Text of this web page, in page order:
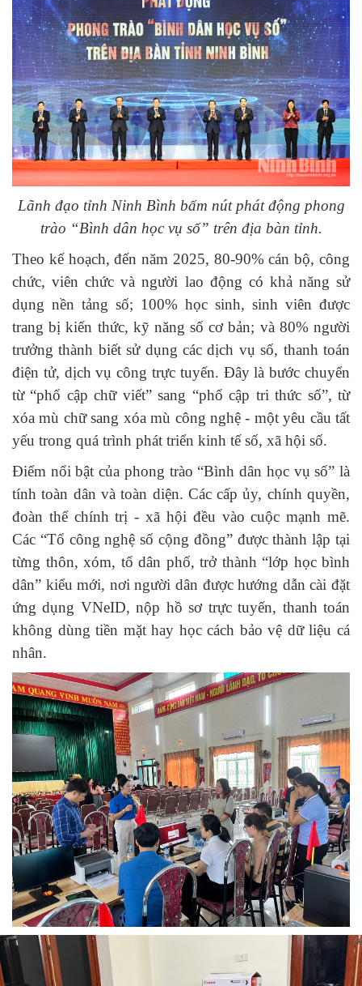
Lãnh đạo tỉnh Ninh Bình bấm nút phát động phong
trào “Bình dân học vụ số” trên địa bàn tỉnh.
Theo kế hoạch, đến năm 2025, 80-90% cán bộ, công
chức, viên chức và người lao động có khả năng sử
dụng nền tảng số; 100% học sinh, sinh viên được
trang bị kiến thức, kỹ năng số cơ bản; và 80% người
trưởng thành biết sử dụng các dịch vụ số, thanh toán
điện tử, dịch vụ công trực tuyến. Đây là bước chuyển
từ “phổ cập chữ viết” sang “phổ cập tri thức số”, từ
xóa mù chữ sang xóa mù công nghệ - một yêu cầu tất
yếu trong quá trình phát triển kinh tế số, xã hội số.
Điểm nổi bật của phong trào “Bình dân học vụ số” là
tính toàn dân và toàn diện. Các cấp ủy, chính quyền,
đoàn thể chính trị - xã hội đều vào cuộc mạnh mẽ.
Các “Tổ công nghệ số cộng đồng” được thành lập tại
từng thôn, xóm, tổ dân phố, trở thành “lớp học bình
dân” kiểu mới, nơi người dân được hướng dẫn cài đặt
ứng dụng VNeID, nộp hồ sơ trực tuyến, thanh toán
không dùng tiền mặt hay học cách bảo vệ dữ liệu cá
nhân.